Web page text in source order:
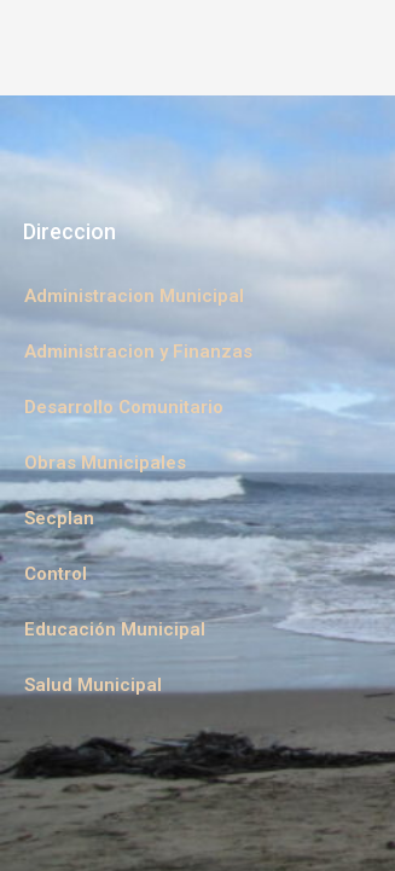
Direccion
Administracion Municipal
Administracion y Finanzas
Desarrollo Comunitario
Obras Municipales
Secplan
Control
Educación Municipal
Salud Municipal